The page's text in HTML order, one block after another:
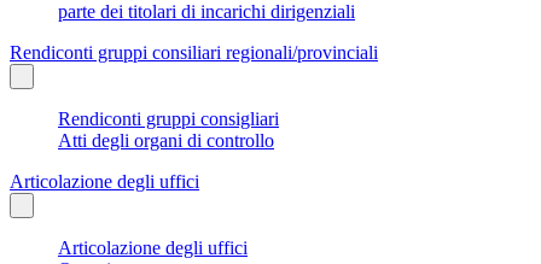
parte dei titolari di incarichi dirigenziali
Rendiconti gruppi consiliari regionali/provinciali
Rendiconti gruppi consigliari
Atti degli organi di controllo
Articolazione degli uffici
Articolazione degli uffici